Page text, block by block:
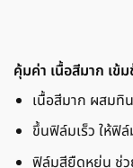
คุ้มค่า เนื้อสีมาก เข้
เนื้อสีมาก ผสมทิ
ขึ้นฟิล์มเร็ว ให้ฟิ
ฟิล์มสียืดหยุ่น ช่ว